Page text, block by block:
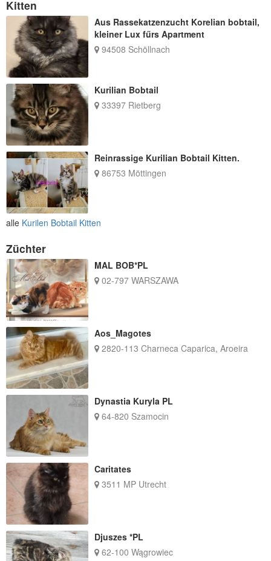
Kitten
Aus Rassekatzenzucht Korelian bobtail,
kleiner Lux fűrs Apartment
94508 Schöllnach
Kurilian Bobtail
33397 Rietberg
Reinrassige Kurilian Bobtail Kitten.
86753 Möttingen
alle Kurilen Bobtail Kitten
Züchter
MAL BOB*PL
02-797 WARSZAWA
Aos_Magotes
2820-113 Charneca Caparica, Aroeira
Dynastia Kuryla PL
64-820 Szamocin
Caritates
3511 MP Utrecht
Djuszes *PL
62-100 Wągrowiec